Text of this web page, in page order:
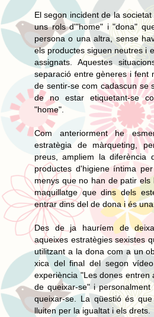
El segon incident de la
uns rols d'"home" i "dona"
persona o una altra, sense
els productes siguen neutres i
assignats. Aquestes
separació entre gèneres i fent
de sentir-se com cadascun se
de no estar etiquetant-se
"home".
Com anteriorment he
estratègia de màrqueting,
preus, ampliem la diferència
productes d'higiene íntima
menys que no han de patir
maquillatge que dins dels
entrar dins del de dona i és
Des de ja hauríem de
aqueixes estratègies sexistes
utilitzant a la dona com a un
xica del final del segon
experiència "Les dones
de queixar-se" i
queixar-se. La qüestió és
lluiten per la igualtat i els drets.